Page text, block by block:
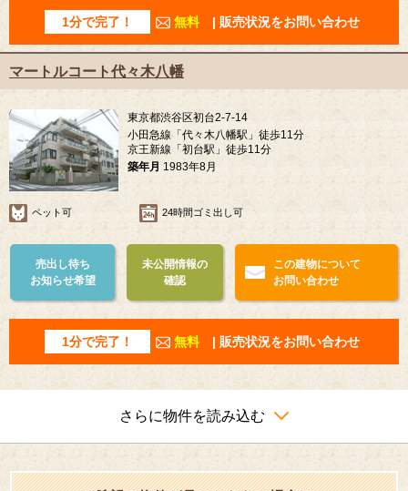
1分で完了！ 無料 | 販売状況をお問い合わせ
マートルコート代々木八幡
東京都渋谷区初台2-7-14
小田急線「代々木八幡駅」徒歩11分
京王新線「初台駅」徒歩11分
築年月 1983年8月
ペット可 24時間ゴミ出し可
売出し待ち
お知らせ希望
未公開情報の
確認
この建物について
お問い合わせ
1分で完了！ 無料 | 販売状況をお問い合わせ
さらに物件を読み込む